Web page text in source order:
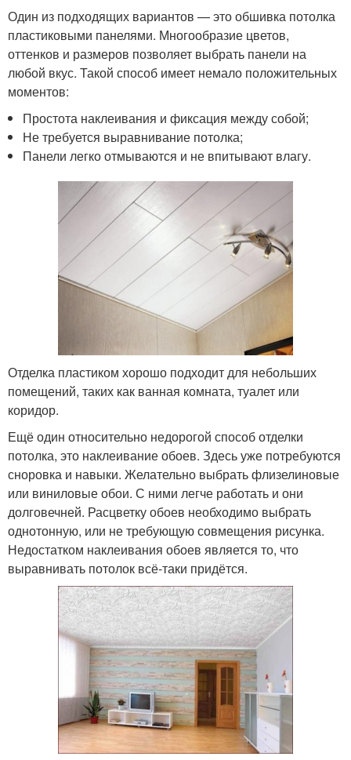
Один из подходящих вариантов — это обшивка потолка
пластиковыми панелями. Многообразие цветов,
оттенков и размеров позволяет выбрать панели на
любой вкус. Такой способ имеет немало положительных
моментов:
Простота наклеивания и фиксация между собой;
Не требуется выравнивание потолка;
Панели легко отмываются и не впитывают влагу.
Отделка пластиком хорошо подходит для небольших
помещений, таких как ванная комната, туалет или
коридор.
Ещё один относительно недорогой способ отделки
потолка, это наклеивание обоев. Здесь уже потребуются
сноровка и навыки. Желательно выбрать флизелиновые
или виниловые обои. С ними легче работать и они
долговечней. Расцветку обоев необходимо выбрать
однотонную, или не требующую совмещения рисунка.
Недостатком наклеивания обоев является то, что
выравнивать потолок всё-таки придётся.